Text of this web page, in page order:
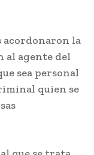
acordonaron la
al agente del
sea personal
quien se